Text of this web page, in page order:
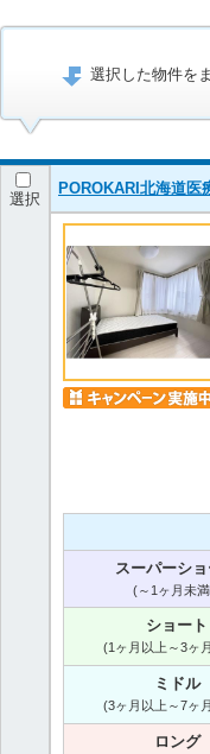
選択した物件を
選択
POROKARI北海道医
スーパーシ
(～1ヶ月未
ショート
(1ヶ月以上～3ヶ
ミドル
(3ヶ月以上～7ヶ
ロング